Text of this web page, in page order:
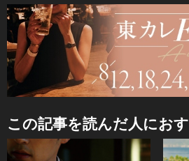
この記事を読んだ人にお